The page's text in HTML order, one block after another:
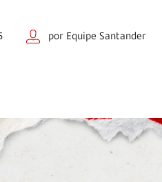
por Equipe Santander